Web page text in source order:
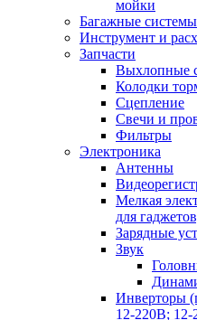
мойки
Багажные системы
Инструмент и
Запчасти
Выхлопные
Колодки
Сцепление
Свечи и
Фильтры
Электроника
Антенны
Мелкая
для
Зарядные
Звук
Инверторы
12-220В; 12-